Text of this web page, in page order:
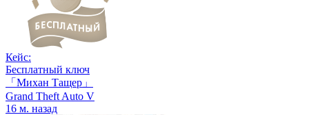
Кейс:
Бесплатный ключ
「Михан Тащер」
Grand Theft Auto V
16 м. назад